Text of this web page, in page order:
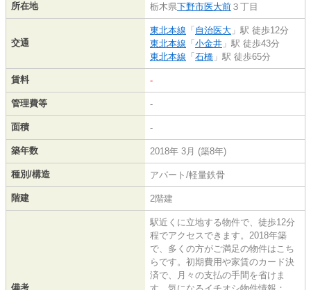
所在地 栃木県下野市医大前 ３丁目
交通
東北本線 「 自治医大 」駅 徒歩12分
東北本線 「 小金井 」駅 徒歩43分
東北本線 「 石橋 」駅 徒歩65分
賃料 -
管理費等 -
面積 -
築年数 2018年 3月 (築8年)
種別/構造 アパート/軽量鉄骨
階建 2階建
備考
駅近くに立地する物件で、徒歩12分
程でアクセスできます。2018年築
で、多くの方がご満足の物件はこち
らです。初期費用や家賃のカード決
済で、月々の支払の手間を省けま